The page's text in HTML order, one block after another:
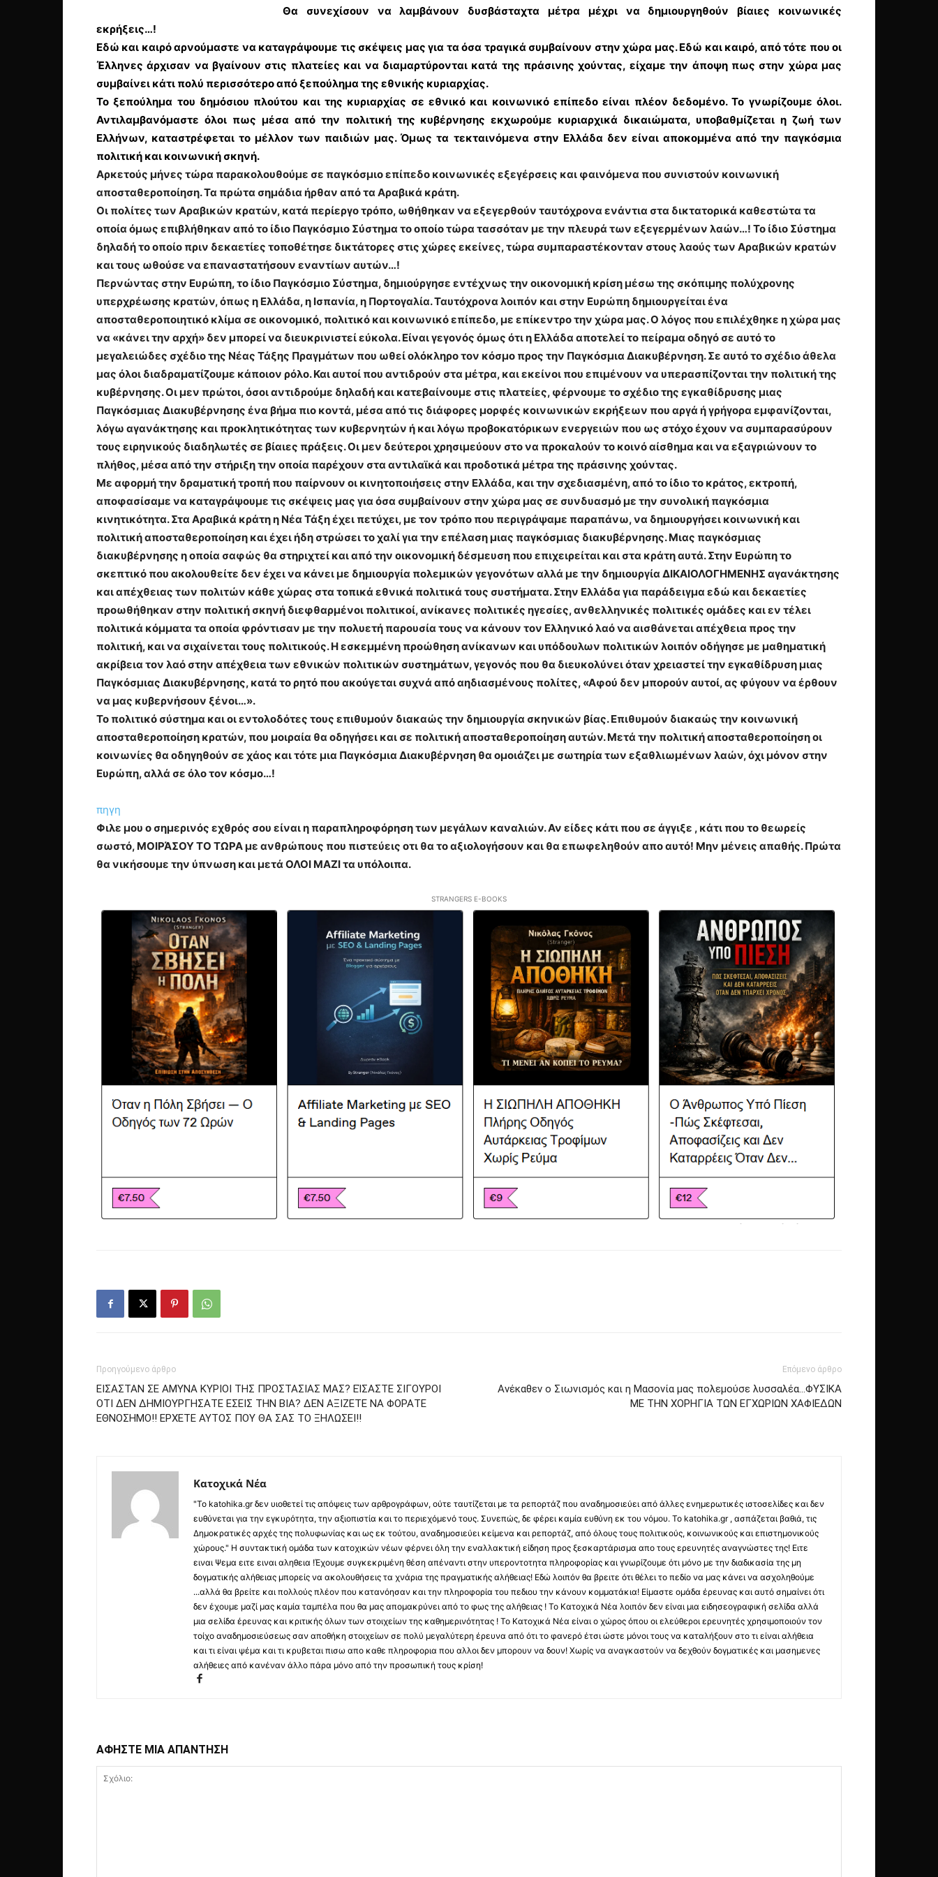
Θα συνεχίσουν να λαμβάνουν δυσβάσταχτα μέτρα μέχρι να δημιουργηθούν βίαιες κοινωνικές
εκρήξεις…!
Εδώ και καιρό αρνούμαστε να καταγράψουμε τις σκέψεις μας για τα όσα τραγικά συμβαίνουν στην χώρα μας. Εδώ και καιρό, από τότε που οι
Έλληνες άρχισαν να βγαίνουν στις πλατείες και να διαμαρτύρονται κατά της πράσινης χούντας, είχαμε την άποψη πως στην χώρα μας
συμβαίνει κάτι πολύ περισσότερο από ξεπούλημα της εθνικής κυριαρχίας.
Το ξεπούλημα του δημόσιου πλούτου και της κυριαρχίας σε εθνικό και κοινωνικό επίπεδο είναι πλέον δεδομένο. Το γνωρίζουμε όλοι.
Αντιλαμβανόμαστε όλοι πως μέσα από την πολιτική της κυβέρνησης εκχωρούμε κυριαρχικά δικαιώματα, υποβαθμίζεται η ζωή των
Ελλήνων, καταστρέφεται το μέλλον των παιδιών μας. Όμως τα τεκταινόμενα στην Ελλάδα δεν είναι αποκομμένα από την παγκόσμια
πολιτική και κοινωνική σκηνή.
Αρκετούς μήνες τώρα παρακολουθούμε σε παγκόσμιο επίπεδο κοινωνικές εξεγέρσεις και φαινόμενα που συνιστούν κοινωνική
αποσταθεροποίηση. Τα πρώτα σημάδια ήρθαν από τα Αραβικά κράτη.
Οι πολίτες των Αραβικών κρατών, κατά περίεργο τρόπο, ωθήθηκαν να εξεγερθούν ταυτόχρονα ενάντια στα δικτατορικά καθεστώτα τα
οποία όμως επιβλήθηκαν από το ίδιο Παγκόσμιο Σύστημα το οποίο τώρα τασσόταν με την πλευρά των εξεγερμένων λαών…! Το ίδιο Σύστημα
δηλαδή το οποίο πριν δεκαετίες τοποθέτησε δικτάτορες στις χώρες εκείνες, τώρα συμπαραστέκονταν στους λαούς των Αραβικών κρατών
και τους ωθούσε να επαναστατήσουν εναντίων αυτών…!
Περνώντας στην Ευρώπη, το ίδιο Παγκόσμιο Σύστημα, δημιούργησε εντέχνως την οικονομική κρίση μέσω της σκόπιμης πολύχρονης
υπερχρέωσης κρατών, όπως η Ελλάδα, η Ισπανία, η Πορτογαλία. Ταυτόχρονα λοιπόν και στην Ευρώπη δημιουργείται ένα
αποσταθεροποιητικό κλίμα σε οικονομικό, πολιτικό και κοινωνικό επίπεδο, με επίκεντρο την χώρα μας. Ο λόγος που επιλέχθηκε η χώρα μας
να «κάνει την αρχή» δεν μπορεί να διευκρινιστεί εύκολα. Είναι γεγονός όμως ότι η Ελλάδα αποτελεί το πείραμα οδηγό σε αυτό το
μεγαλειώδες σχέδιο της Νέας Τάξης Πραγμάτων που ωθεί ολόκληρο τον κόσμο προς την Παγκόσμια Διακυβέρνηση. Σε αυτό το σχέδιο άθελα
μας όλοι διαδραματίζουμε κάποιον ρόλο. Και αυτοί που αντιδρούν στα μέτρα, και εκείνοι που επιμένουν να υπερασπίζονται την πολιτική της
κυβέρνησης. Οι μεν πρώτοι, όσοι αντιδρούμε δηλαδή και κατεβαίνουμε στις πλατείες, φέρνουμε το σχέδιο της εγκαθίδρυσης μιας
Παγκόσμιας Διακυβέρνησης ένα βήμα πιο κοντά, μέσα από τις διάφορες μορφές κοινωνικών εκρήξεων που αργά ή γρήγορα εμφανίζονται,
λόγω αγανάκτησης και προκλητικότητας των κυβερνητών ή και λόγω προβοκατόρικων ενεργειών που ως στόχο έχουν να συμπαρασύρουν
τους ειρηνικούς διαδηλωτές σε βίαιες πράξεις. Οι μεν δεύτεροι χρησιμεύουν στο να προκαλούν το κοινό αίσθημα και να εξαγριώνουν το
πλήθος, μέσα από την στήριξη την οποία παρέχουν στα αντιλαϊκά και προδοτικά μέτρα της πράσινης χούντας.
Με αφορμή την δραματική τροπή που παίρνουν οι κινητοποιήσεις στην Ελλάδα, και την σχεδιασμένη, από το ίδιο το κράτος, εκτροπή,
αποφασίσαμε να καταγράψουμε τις σκέψεις μας για όσα συμβαίνουν στην χώρα μας σε συνδυασμό με την συνολική παγκόσμια
κινητικότητα. Στα Αραβικά κράτη η Νέα Τάξη έχει πετύχει, με τον τρόπο που περιγράψαμε παραπάνω, να δημιουργήσει κοινωνική και
πολιτική αποσταθεροποίηση και έχει ήδη στρώσει το χαλί για την επέλαση μιας παγκόσμιας διακυβέρνησης. Μιας παγκόσμιας
διακυβέρνησης η οποία σαφώς θα στηριχτεί και από την οικονομική δέσμευση που επιχειρείται και στα κράτη αυτά. Στην Ευρώπη το
σκεπτικό που ακολουθείτε δεν έχει να κάνει με δημιουργία πολεμικών γεγονότων αλλά με την δημιουργία ΔΙΚΑΙΟΛΟΓΗΜΕΝΗΣ αγανάκτησης
και απέχθειας των πολιτών κάθε χώρας στα τοπικά εθνικά πολιτικά τους συστήματα. Στην Ελλάδα για παράδειγμα εδώ και δεκαετίες
προωθήθηκαν στην πολιτική σκηνή διεφθαρμένοι πολιτικοί, ανίκανες πολιτικές ηγεσίες, ανθελληνικές πολιτικές ομάδες και εν τέλει
πολιτικά κόμματα τα οποία φρόντισαν με την πολυετή παρουσία τους να κάνουν τον Ελληνικό λαό να αισθάνεται απέχθεια προς την
πολιτική, και να σιχαίνεται τους πολιτικούς. Η εσκεμμένη προώθηση ανίκανων και υπόδουλων πολιτικών λοιπόν οδήγησε με μαθηματική
ακρίβεια τον λαό στην απέχθεια των εθνικών πολιτικών συστημάτων, γεγονός που θα διευκολύνει όταν χρειαστεί την εγκαθίδρυση μιας
Παγκόσμιας Διακυβέρνησης, κατά το ρητό που ακούγεται συχνά από αηδιασμένους πολίτες, «Αφού δεν μπορούν αυτοί, ας φύγουν να έρθουν
να μας κυβερνήσουν ξένοι…».
Το πολιτικό σύστημα και οι εντολοδότες τους επιθυμούν διακαώς την δημιουργία σκηνικών βίας. Επιθυμούν διακαώς την κοινωνική
αποσταθεροποίηση κρατών, που μοιραία θα οδηγήσει και σε πολιτική αποσταθεροποίηση αυτών. Μετά την πολιτική αποσταθεροποίηση οι
κοινωνίες θα οδηγηθούν σε χάος και τότε μια Παγκόσμια Διακυβέρνηση θα ομοιάζει με σωτηρία των εξαθλιωμένων λαών, όχι μόνον στην
Ευρώπη, αλλά σε όλο τον κόσμο…!
πηγη
Φιλε μου ο σημερινός εχθρός σου είναι η παραπληροφόρηση των μεγάλων καναλιών. Αν είδες κάτι που σε άγγιξε , κάτι που το θεωρείς
σωστό, ΜΟΙΡΆΣΟΥ ΤΟ ΤΩΡΑ με ανθρώπους που πιστεύεις οτι θα το αξιολογήσουν και θα επωφεληθούν απο αυτό! Μην μένεις απαθής. Πρώτα
θα νικήσουμε την ύπνωση και μετά ΟΛΟΙ ΜΑΖΙ τα υπόλοιπα.
STRANGERS E-BOOKS
Προηγούμενο άρθρο
ΕΙΣΑΣΤΑΝ ΣΕ ΑΜΥΝΑ ΚΥΡΙΟΙ ΤΗΣ ΠΡΟΣΤΑΣΙΑΣ ΜΑΣ? ΕΊΣΑΣΤΕ ΣΙΓΟΥΡΟΙ
ΟΤΙ ΔΕΝ ΔΗΜΙΟΥΡΓΗΣΑΤΕ ΕΣΕΙΣ ΤΗΝ ΒΙΑ? ΔΕΝ ΑΞΙΖΕΤΕ ΝΑ ΦΟΡΑΤΕ
ΕΘΝΟΣΗΜΟ!! ΕΡΧΕΤΕ ΑΥΤΟΣ ΠΟΥ ΘΑ ΣΑΣ ΤΟ ΞΗΛΩΣΕΙ!!
Επόμενο άρθρο
Ανέκαθεν ο Σιωνισμός και η Μασονία μας πολεμούσε λυσσαλέα…ΦΥΣΙΚΑ
ΜΕ ΤΗΝ ΧΟΡΗΓΙΑ ΤΩΝ ΕΓΧΩΡΙΩΝ ΧΑΦΙΕΔΩΝ
Κατοχικά Νέα
"Το katohika.gr δεν υιοθετεί τις απόψεις των αρθρογράφων, ούτε ταυτίζεται με τα ρεπορτάζ που αναδημοσιεύει από άλλες ενημερωτικές ιστοσελίδες και δεν
ευθύνεται για την εγκυρότητα, την αξιοπιστία και το περιεχόμενό τους. Συνεπώς, δε φέρει καμία ευθύνη εκ του νόμου. Το katohika.gr , ασπάζεται βαθιά, τις
Δημοκρατικές αρχές της πολυφωνίας και ως εκ τούτου, αναδημοσιεύει κείμενα και ρεπορτάζ, από όλους τους πολιτικούς, κοινωνικούς και επιστημονικούς
χώρους." Η συντακτική ομάδα των κατοχικών νέων φέρνει όλη την εναλλακτική είδηση προς ξεσκαρτάρισμα απο τους ερευνητές αναγνώστες της! Ειτε
ειναι Ψεμα ειτε ειναι αληθεια !Έχουμε συγκεκριμένη θέση απέναντι στην υπεροντοτητα πληροφορίας και γνωρίζουμε ότι μόνο με την διαδικασία της μη
δογματικής αλήθειας μπορείς να ακολουθήσεις τα χνάρια της πραγματικής αλήθειας! Εδώ λοιπόν θα βρειτε ότι θέλει το πεδίο να μας κάνει να ασχοληθούμε
...αλλά θα βρείτε και πολλούς πλέον που κατανόησαν και την πληροφορία του πεδιου την κάνουν κομματάκια! Είμαστε ομάδα έρευνας και αυτό σημαίνει ότι
δεν έχουμε μαζί μας καμία ταμπέλα που θα μας απομακρύνει από το φως της αλήθειας ! Το Κατοχικά Νέα λοιπόν δεν είναι μια ειδησεογραφική σελίδα αλλά
μια σελίδα έρευνας και κριτικής όλων των στοιχείων της καθημερινότητας ! Το Κατοχικά Νέα είναι ο χώρος όπου οι ελεύθεροι ερευνητές χρησιμοποιούν τον
τοίχο αναδημοσιεύσεως σαν αποθήκη στοιχείων σε πολύ μεγαλύτερη έρευνα από ότι το φανερό έτσι ώστε μόνοι τους να καταλήξουν στο τι είναι αλήθεια
και τι είναι ψέμα και τι κρυβεται πισω απο καθε πληροφορια που αλλοι δεν μπορουν να δουν! Χωρίς να αναγκαστούν να δεχθούν δογματικές και μασημενες
αλήθειες από κανέναν άλλο πάρα μόνο από την προσωπική τους κρίση!
ΑΦΗΣΤΕ ΜΙΑ ΑΠΑΝΤΗΣΗ